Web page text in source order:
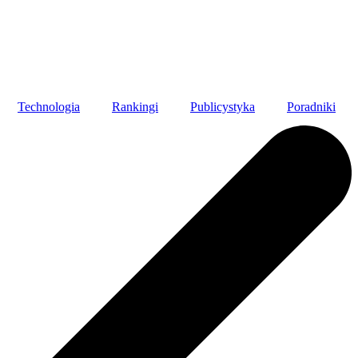
Technologia Rankingi Publicystyka Poradniki